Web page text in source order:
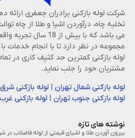
شرکت لوله بازکنی برادران جعفری ارائه
تخلیه چاه، درآوردن اشیا و طلا از چاه
می باشد که با بیش از
مجموعه در نظر دارد تا با انجام خدمات
لوله بازکنی کمترین حد کثیف کاری در
مشتریان خود را جلب نماید.
لوله بازکنی شمال تهران | لوله بازکنی
لوله بازکنی جنوب تهران | لوله بازکنی
نوشته های تازه
بیرون آوردن طلا و اشیای قیمتی از لوله فاضلاب در